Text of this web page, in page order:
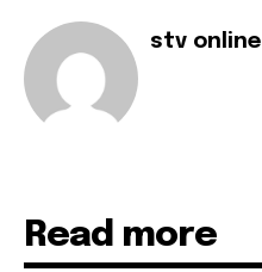
stv online
Read more